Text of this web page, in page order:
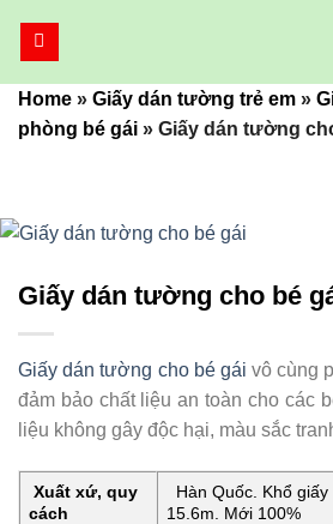
dungHome » Giấy dán tường trẻ em »
phòng bé gái » Giấy dán tường
Giấy dán tường cho bé
Giấy dán tường cho bé gái vô cùng
đảm bảo chất liệu an toàn cho các
liệu không gây độc hại, màu sắc
Xuất xứ, quy
cách
Hàn Quốc. Khổ
15.6m. Mới 100%